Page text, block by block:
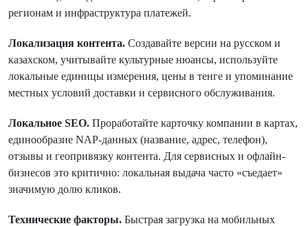
регионам и инфраструктура платежей.
Локализация контента. Создавайте версии на русском и
казахском, учитывайте культурные нюансы, используйте
локальные единицы измерения, цены в тенге и упоминание
местных условий доставки и сервисного обслуживания.
Локальное SEO. Проработайте карточку компании в картах,
единообразие NAP-данных (название, адрес, телефон),
отзывы и геопривязку контента. Для сервисных и офлайн-
бизнесов это критично: локальная выдача часто «съедает»
значимую долю кликов.
Технические факторы. Быстрая загрузка на мобильных